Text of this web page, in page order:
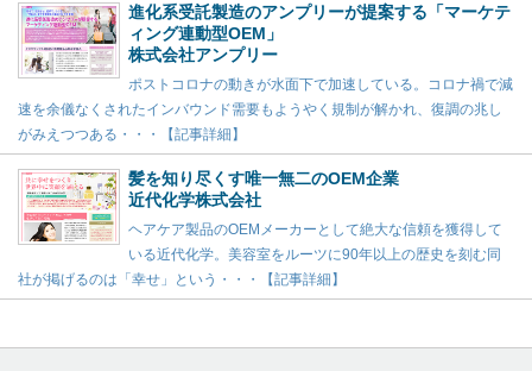
進化系受託製造のアンプリーが提案する「マーケテ
ィング連動型OEM」
株式会社アンプリー
ポストコロナの動きが水面下で加速している。コロナ禍で減
速を余儀なくされたインバウンド需要もようやく規制が解かれ、復調の兆し
がみえつつある・・・【記事詳細】
髪を知り尽くす唯一無二のOEM企業
近代化学株式会社
ヘアケア製品のOEMメーカーとして絶大な信頼を獲得して
いる近代化学。美容室をルーツに90年以上の歴史を刻む同
社が掲げるのは「幸せ」という・・・【記事詳細】